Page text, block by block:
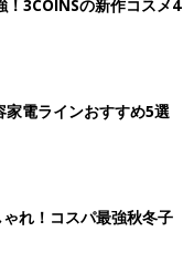
3COINSの新作コスメ4
家電ラインおすすめ5選
れ！コスパ最強秋冬子